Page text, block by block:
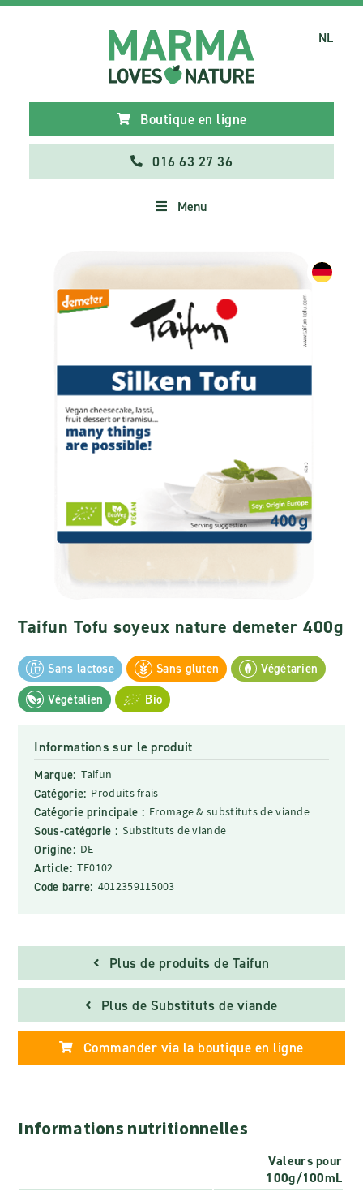
Boutique en ligne
016 63 27 36
Menu
NL
Taifun Tofu soyeux nature demeter 400g
Sans lactose Sans gluten
Végétarien
Végétalien
Bio
Informations sur le produit
Marque: Taifun
Catégorie: Produits frais
Catégorie principale : Fromage & substituts de viande
Sous-catégorie : Substituts de viande
Origine: DE
Article: TF0102
Code barre: 4012359115003
Plus de produits de Taifun
Plus de Substituts de viande
Commander via la boutique en ligne
Informations nutritionnelles
Valeurs pour
100g/100mL